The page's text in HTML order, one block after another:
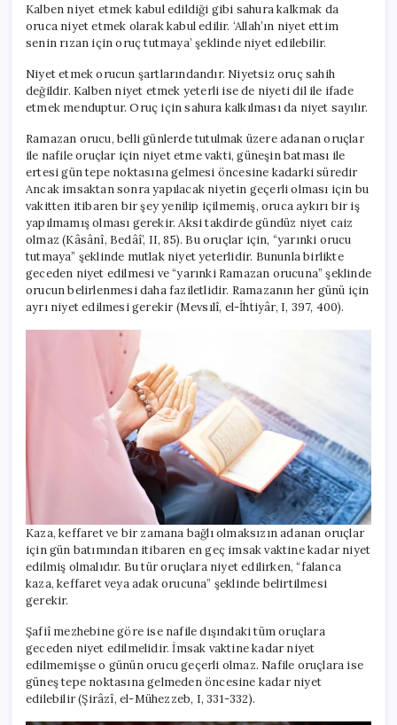
Kalben niyet etmek kabul edildiği gibi sahura kalkmak da
oruca niyet etmek olarak kabul edilir. ‘Allah’ın niyet ettim
senin rızan için oruç tutmaya’ şeklinde niyet edilebilir.
Niyet etmek orucun şartlarındandır. Niyetsiz oruç sahih
değildir. Kalben niyet etmek yeterli ise de niyeti dil ile ifade
etmek menduptur. Oruç için sahura kalkılması da niyet sayılır.
Ramazan orucu, belli günlerde tutulmak üzere adanan oruçlar
ile nafile oruçlar için niyet etme vakti, güneşin batması ile
ertesi gün tepe noktasına gelmesi öncesine kadarki süredir
Ancak imsaktan sonra yapılacak niyetin geçerli olması için bu
vakitten itibaren bir şey yenilip içilmemiş, oruca aykırı bir iş
yapılmamış olması gerekir. Aksi takdirde gündüz niyet caiz
olmaz (Kâsânî, Bedâî’, II, 85). Bu oruçlar için, “yarınki orucu
tutmaya” şeklinde mutlak niyet yeterlidir. Bununla birlikte
geceden niyet edilmesi ve “yarınki Ramazan orucuna” şeklinde
orucun belirlenmesi daha faziletlidir. Ramazanın her günü için
ayrı niyet edilmesi gerekir (Mevsılî, el-İhtiyâr, I, 397, 400).
Kaza, keffaret ve bir zamana bağlı olmaksızın adanan oruçlar
için gün batımından itibaren en geç imsak vaktine kadar niyet
edilmiş olmalıdır. Bu tür oruçlara niyet edilirken, “falanca
kaza, keffaret veya adak orucuna” şeklinde belirtilmesi
gerekir.
Şafiî mezhebine göre ise nafile dışındaki tüm oruçlara
geceden niyet edilmelidir. İmsak vaktine kadar niyet
edilmemişse o günün orucu geçerli olmaz. Nafile oruçlara ise
güneş tepe noktasına gelmeden öncesine kadar niyet
edilebilir (Şirâzî, el-Mühezzeb, I, 331-332).